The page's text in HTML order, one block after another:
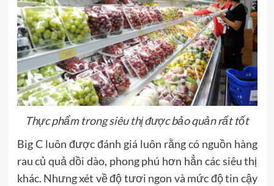
Thực phẩm trong siêu thị được bảo quản rất tốt
Big C luôn được đánh giá luôn rằng có nguồn hàng
rau củ quả dồi dào, phong phú hơn hẳn các siêu thị
khác. Nhưng xét về độ tươi ngon và mức độ tin cậy